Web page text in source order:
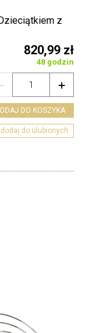
z
820,99 zł
48 godzin

DO KOSZYKA
dodaj do ulubionych